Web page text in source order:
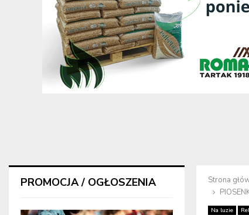
Strona
Na luzie
PROMOCJA / OGŁOSZENIA